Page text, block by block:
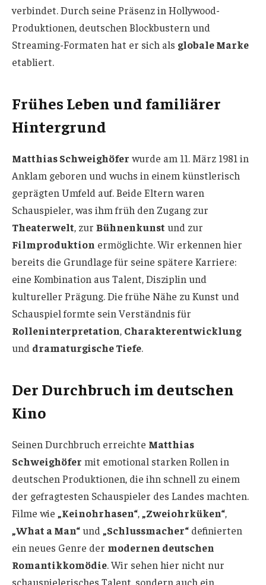
verbindet. Durch seine Präsenz in Hollywood-
Produktionen, deutschen Blockbustern und
Streaming-Formaten hat er sich als globale Marke
etabliert.
Frühes Leben und familiärer
Hintergrund
Matthias Schweighöfer wurde am 11. März 1981 in
Anklam geboren und wuchs in einem künstlerisch
geprägten Umfeld auf. Beide Eltern waren
Schauspieler, was ihm früh den Zugang zur
Theaterwelt, zur Bühnenkunst und zur
Filmproduktion ermöglichte. Wir erkennen hier
bereits die Grundlage für seine spätere Karriere:
eine Kombination aus Talent, Disziplin und
kultureller Prägung. Die frühe Nähe zu Kunst und
Schauspiel formte sein Verständnis für
Rolleninterpretation, Charakterentwicklung
und dramaturgische Tiefe.
Der Durchbruch im deutschen
Kino
Seinen Durchbruch erreichte Matthias
Schweighöfer mit emotional starken Rollen in
deutschen Produktionen, die ihn schnell zu einem
der gefragtesten Schauspieler des Landes machten.
Filme wie „Keinohrhasen“,„Zweiohrküken“,
„What a Man“und „Schlussmacher“ definierten
ein neues Genre der modernen deutschen
Romantikkomödie. Wir sehen hier nicht nur
schauspielerisches Talent, sondern auch ein